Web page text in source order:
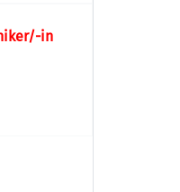
in